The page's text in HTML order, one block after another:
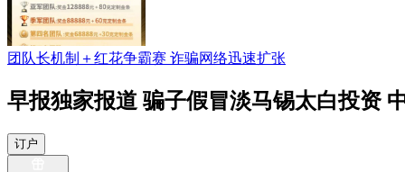
团队长机制＋红花争霸赛 诈骗网络迅速扩张
早报独家报道 骗子假冒淡马锡太白投资
订户